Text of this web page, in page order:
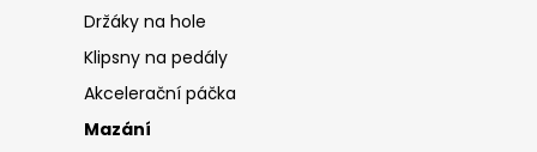
Držáky na hole
Klipsny na pedály
Akcelerační páčka
Mazání